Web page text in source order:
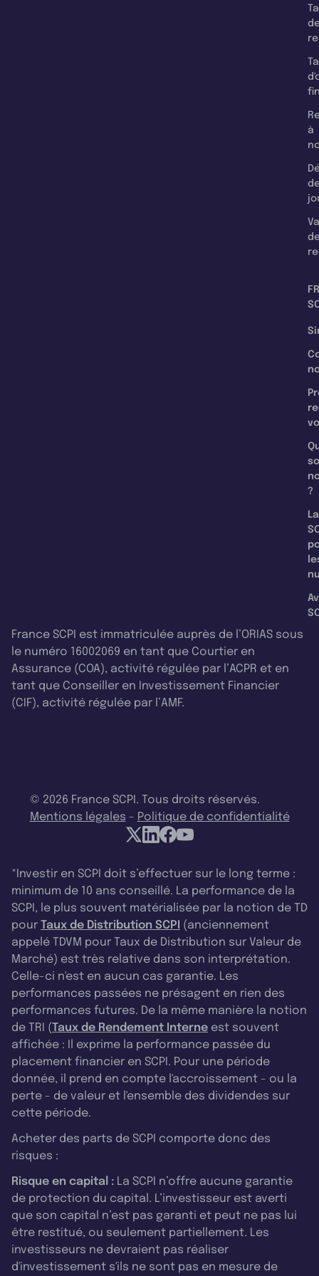
à
?
La
France SCPI est immatriculée auprès de l’ORIAS sous
le numéro 16002069 en tant que Courtier en
Assurance (COA), activité régulée par l’ACPR et en
tant que Conseiller en Investissement Financier
(CIF), activité régulée par l’AMF.
© 2026 France SCPI. Tous droits réservés.
Mentions légales - Politique de confidentialité
*Investir en SCPI doit s’effectuer sur le long terme :
minimum de 10 ans conseillé. La performance de la
SCPI, le plus souvent matérialisée par la notion de TD
pour Taux de Distribution SCPI (anciennement
appelé TDVM pour Taux de Distribution sur Valeur de
Marché) est très relative dans son interprétation.
Celle-ci n'est en aucun cas garantie. Les
performances passées ne présagent en rien des
performances futures. De la même manière la notion
de TRI (Taux de Rendement Interne est souvent
affichée : Il exprime la performance passée du
placement financier en SCPI. Pour une période
donnée, il prend en compte l'accroissement - ou la
perte - de valeur et l'ensemble des dividendes sur
cette période.
Acheter des parts de SCPI comporte donc des
risques :
Risque en capital : La SCPI n’offre aucune garantie
de protection du capital. L’investisseur est averti
que son capital n’est pas garanti et peut ne pas lui
être restitué, ou seulement partiellement. Les
investisseurs ne devraient pas réaliser
d'investissement s'ils ne sont pas en mesure de